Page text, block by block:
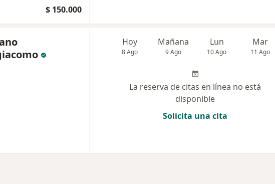
$ 150.000
Hoy
8 Ago
Mañana
9 Ago
Lun
10 Ago
Mar
11 Ago
La reserva de citas en línea no está
disponible
Solicita una cita